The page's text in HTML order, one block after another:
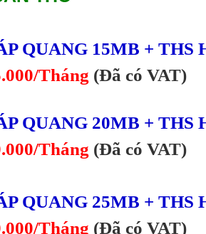
QUANG 15MB + THS
Tháng (Đã có VAT)
QUANG 20MB + THS
Tháng (Đã có VAT)
QUANG 25MB + THS
Tháng (Đã có VAT)